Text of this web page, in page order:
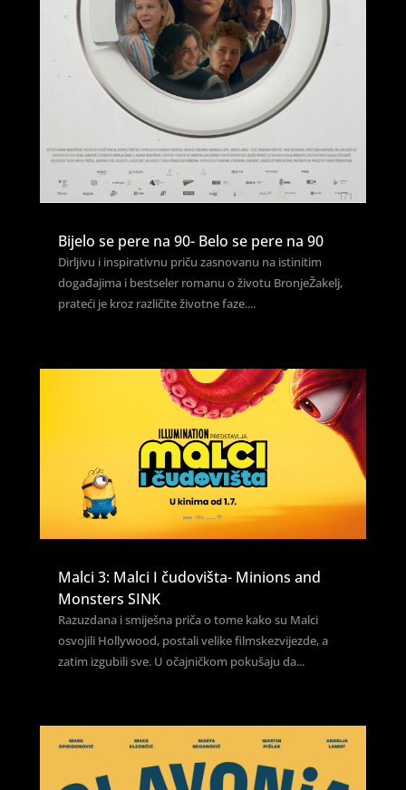
Bijelo se pere na 90- Belo se pere na 90
Dirljivu i inspirativnu priču zasnovanu na istinitim
događajima i bestseler romanu o životu BronjeŽakelj,
prateći je kroz različite životne faze....
Malci 3: Malci I čudovišta- Minions and
Monsters SINK
Razuzdana i smiješna priča o tome kako su Malci
osvojili Hollywood, postali velike filmskezvijezde, a
zatim izgubili sve. U očajničkom pokušaju da...